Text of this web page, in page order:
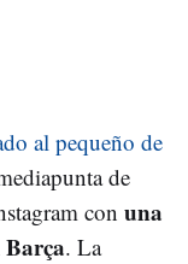
al pequeño de
de
con una
Barça. La